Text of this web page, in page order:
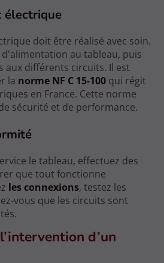
électrique
doit être réalisé avec soin.
d'alimentation au tableau, puis
aux différents circuits. Il est
la norme NF C 15-100 qui régit
en France. Cette norme
sécurité et de performance.
le tableau, effectuez des
que tout fonctionne
les connexions, testez les
vous que les circuits sont
d’un